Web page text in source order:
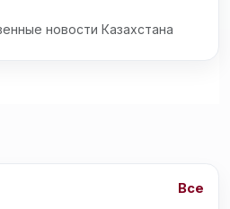
новости Казахстана
Все